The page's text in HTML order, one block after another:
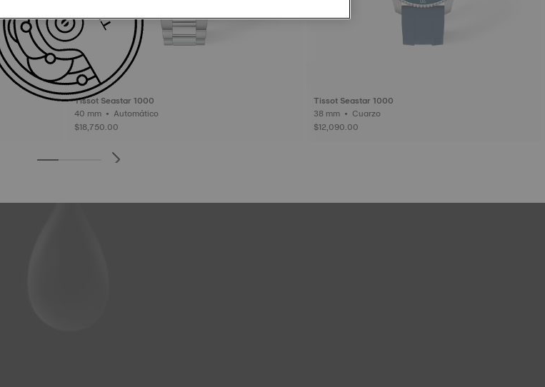
Tissot Seastar 1000
40 mm • Automático
$18,750.00
Tissot Seastar 1000
38 mm • Cuarzo
$12,090.00